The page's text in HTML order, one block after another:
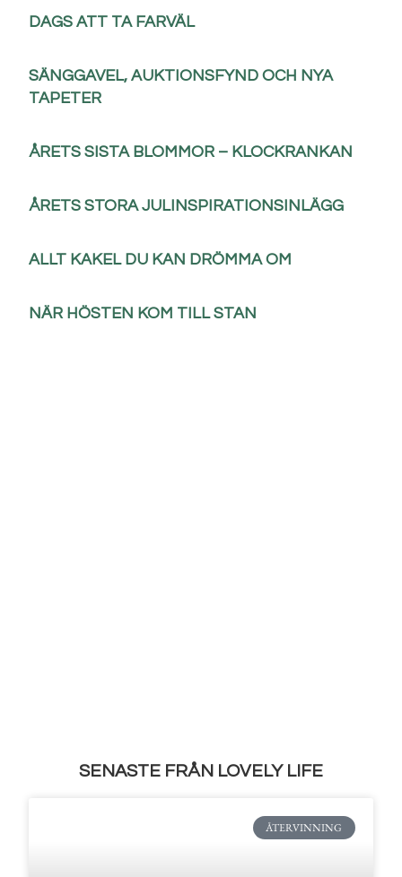
DAGS ATT TA FARVÄL
SÄNGGAVEL, AUKTIONSFYND OCH NYA
TAPETER
ÅRETS SISTA BLOMMOR – KLOCKRANKAN
ÅRETS STORA JULINSPIRATIONSINLÄGG
ALLT KAKEL DU KAN DRÖMMA OM
NÄR HÖSTEN KOM TILL STAN
SENASTE FRÅN LOVELY LIFE
ÅTERVINNING